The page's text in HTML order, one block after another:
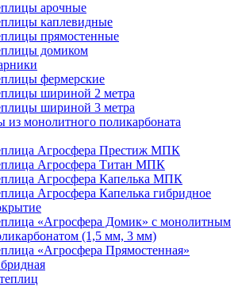
арочные
каплевидные
прямостенные
домиком
фермерские
шириной 2 метра
шириной 3 метра
из монолитного поликарбоната
Агросфера Престиж МПК
Агросфера Титан МПК
Агросфера Капелька МПК
Агросфера Капелька гибридное
«Агросфера Домик» с монолитным
(1,5 мм, 3 мм)
«Агросфера Прямостенная»